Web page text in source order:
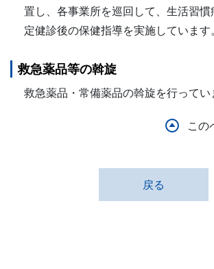
置し、各事業所を巡回して、生活習
定健診後の保健指導を実施しています。
救急薬品等の斡旋
救急薬品・常備薬品の斡旋を行ってい
この
戻る